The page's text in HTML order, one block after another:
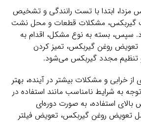
مزدا، ابتدا با تست رانندگی و تشخیص
گیربکس، مشکلات قطعات و محل نشت
سپس، بسته به نوع مشکل، اقدام به
روغن گیربکس، تمیز کردن
تنظیم مجدد گیربکس می‌شود.
خرابی و مشکلات بیشتر در آینده، بهتر
به شرایط نامناسب مانند استفاده در
استفاده، به صورت دوره‌ای
تعویض روغن گیربکس، تعویض فیلتر